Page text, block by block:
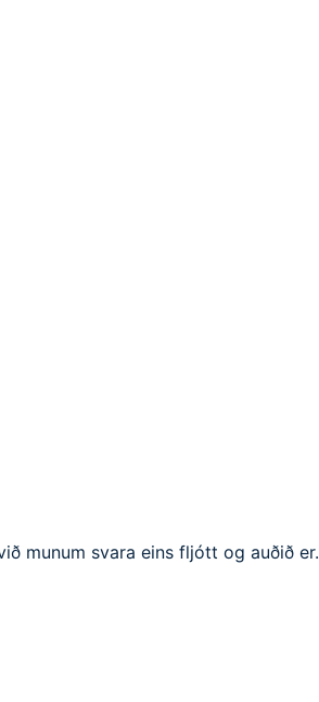
munum svara eins fljótt og auðið er.